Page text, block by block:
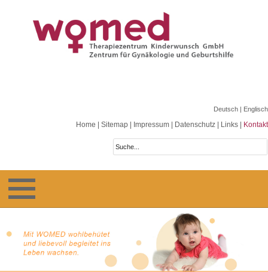
Deutsch | Englisch
Home Sitemap Impressum Datenschutz Links Kontakt